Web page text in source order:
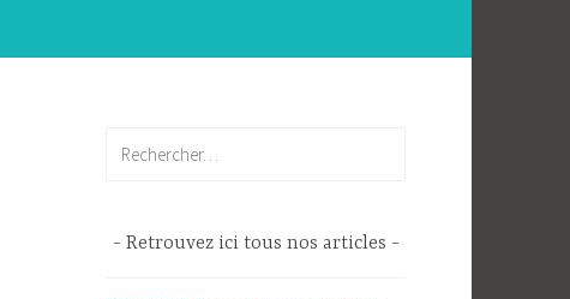
Retrouvez ici tous nos articles